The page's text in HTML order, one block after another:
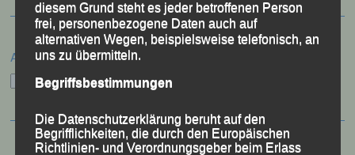
Archiv
Archiv
diesem Grund steht es jeder betroffenen Person
frei, personenbezogene Daten auch auf
alternativen Wegen, beispielsweise telefonisch, an
uns zu übermitteln.
Begriffsbestimmungen
Die Datenschutzerklärung beruht auf den
Begrifflichkeiten, die durch den Europäischen
Richtlinien- und Verordnungsgeber beim Erlass